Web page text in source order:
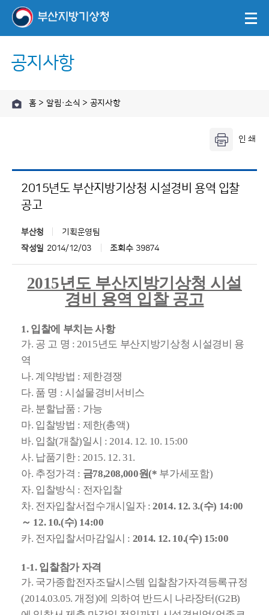
공지사항
홈 > 알림·소식 > 공지사항
2015년도 부산지방기상청 시설경비 용역 입찰
공고
부산청
기획운영팀
작성일 2014/12/03 조회수 39874
2015년도 부산지방기상청 시설
경비 용역 입찰 공고
1. 입찰에 부치는 사항
가. 공 고 명 : 2015년도 부산지방기상청 시설경비 용
역
나. 계약방법 : 제한경쟁
다. 품 명 : 시설물경비서비스
라. 분할납품 : 가능
마. 입찰방법 : 제한(총액)
바. 입찰(개찰)일시 : 2014. 12. 10. 15:00
사. 납품기한 : 2015. 12. 31.
아. 추정가격 : 금78,208,000원(* 부가세포함)
자. 입찰방식 : 전자입찰
차. 전자입찰서접수개시일자 :2014. 12. 3.(수) 14:00
～ 12. 10.(수) 14:00
카. 전자입찰서마감일시 : 2014. 12. 10.(수) 15:00
1-1. 입찰참가 자격
가. 국가종합전자조달시스템 입찰참가자격등록규정
(2014.03.05. 개정)에 의하여 반드시 나라장터(G2B)